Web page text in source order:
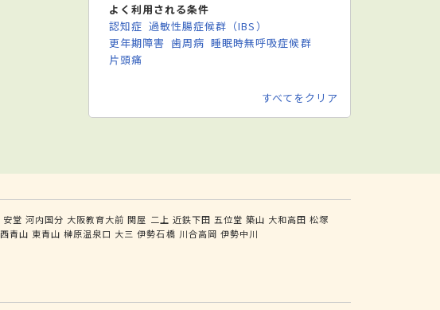
よく利用される条件
認知症 過敏性腸症候群（IBS）
更年期障害 歯周病 睡眠時無呼吸症候群
片頭痛
すべてをクリア
安堂 河内国分 大阪教育大前 関屋 二上 近鉄下田 五位堂 築山 大和高田 松塚
西青山 東青山 榊原温泉口 大三 伊勢石橋 川合高岡 伊勢中川